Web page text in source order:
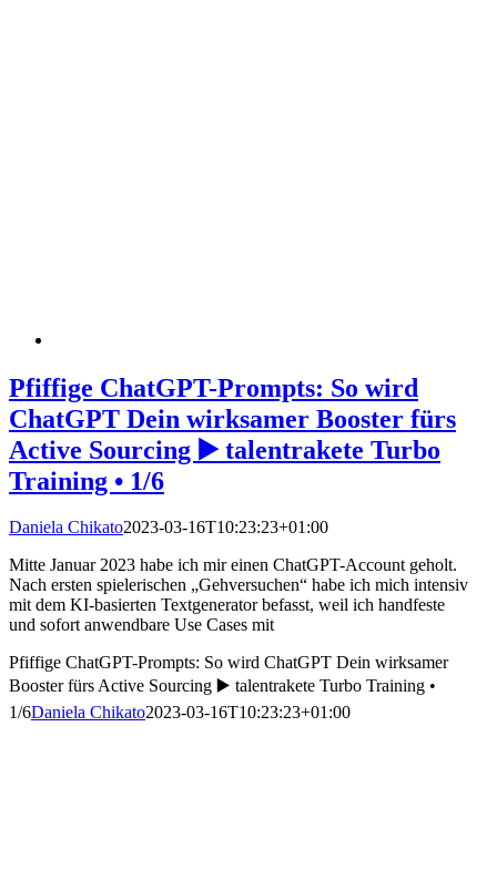
Pfiffige ChatGPT-Prompts: So wird
ChatGPT Dein wirksamer Booster fürs
Active Sourcing ▶️ talentrakete Turbo
Training • 1/6
Daniela Chikato2023-03-16T10:23:23+01:00
Mitte Januar 2023 habe ich mir einen ChatGPT-Account geholt.
Nach ersten spielerischen „Gehversuchen“ habe ich mich intensiv
mit dem KI-basierten Textgenerator befasst, weil ich handfeste
und sofort anwendbare Use Cases mit
Pfiffige ChatGPT-Prompts: So wird ChatGPT Dein wirksamer
Booster fürs Active Sourcing ▶️ talentrakete Turbo Training •
1/6Daniela Chikato2023-03-16T10:23:23+01:00